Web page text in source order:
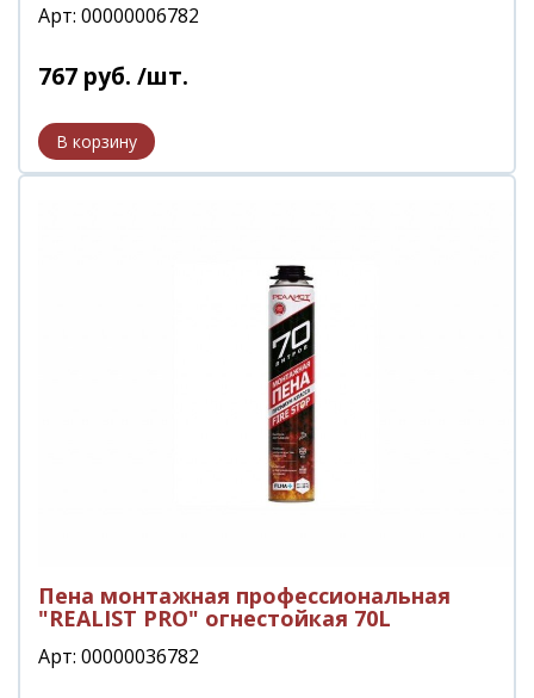
Арт: 00000006782
767 руб. /шт.
Пена монтажная профессиональная
"REALIST PRO" огнестойкая 70L
Арт: 00000036782